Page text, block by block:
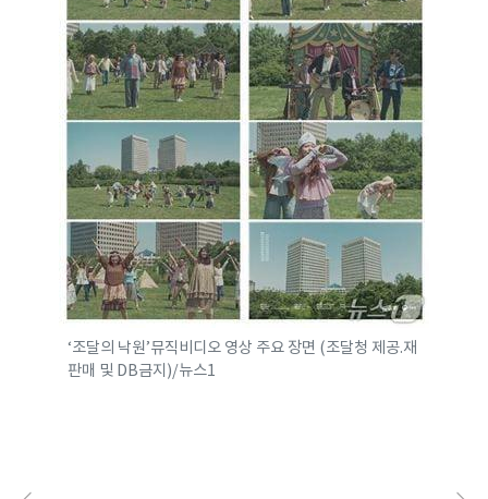
‘조달의 낙원’뮤직비디오 영상 주요 장면 (조달청 제공.재
판매 및 DB금지)/뉴스1